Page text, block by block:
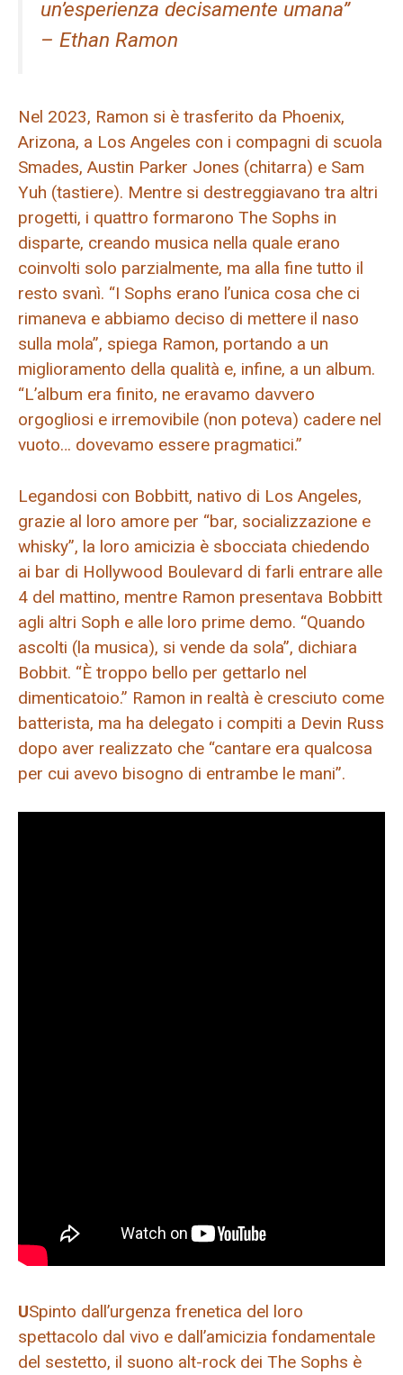
un’esperienza decisamente umana”
– Ethan Ramon
Nel 2023, Ramon si è trasferito da Phoenix,
Arizona, a Los Angeles con i compagni di scuola
Smades, Austin Parker Jones (chitarra) e Sam
Yuh (tastiere). Mentre si destreggiavano tra altri
progetti, i quattro formarono The Sophs in
disparte, creando musica nella quale erano
coinvolti solo parzialmente, ma alla fine tutto il
resto svanì. “I Sophs erano l’unica cosa che ci
rimaneva e abbiamo deciso di mettere il naso
sulla mola”, spiega Ramon, portando a un
miglioramento della qualità e, infine, a un album.
“L’album era finito, ne eravamo davvero
orgogliosi e irremovibile (non poteva) cadere nel
vuoto… dovevamo essere pragmatici.”
Legandosi con Bobbitt, nativo di Los Angeles,
grazie al loro amore per “bar, socializzazione e
whisky”, la loro amicizia è sbocciata chiedendo
ai bar di Hollywood Boulevard di farli entrare alle
4 del mattino, mentre Ramon presentava Bobbitt
agli altri Soph e alle loro prime demo. “Quando
ascolti (la musica), si vende da sola”, dichiara
Bobbit. “È troppo bello per gettarlo nel
dimenticatoio.” Ramon in realtà è cresciuto come
batterista, ma ha delegato i compiti a Devin Russ
dopo aver realizzato che “cantare era qualcosa
per cui avevo bisogno di entrambe le mani”.
USpinto dall’urgenza frenetica del loro
spettacolo dal vivo e dall’amicizia fondamentale
del sestetto, il suono alt-rock dei The Sophs è